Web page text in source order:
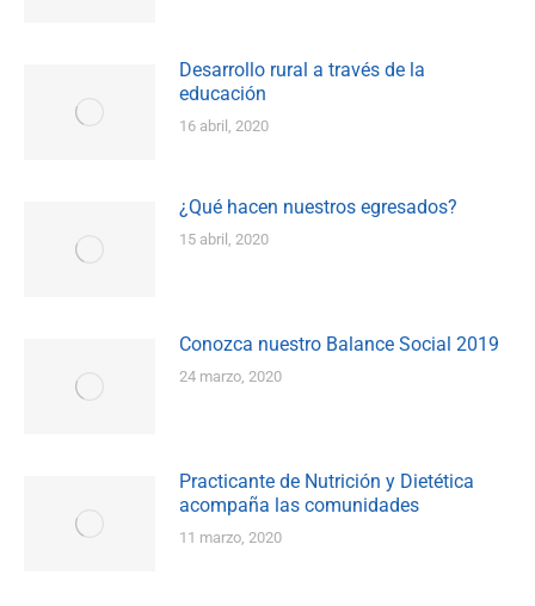
Desarrollo rural a través de la
educación
16 abril, 2020
¿Qué hacen nuestros egresados?
15 abril, 2020
Conozca nuestro Balance Social 2019
24 marzo, 2020
Practicante de Nutrición y Dietética
acompaña las comunidades
11 marzo, 2020